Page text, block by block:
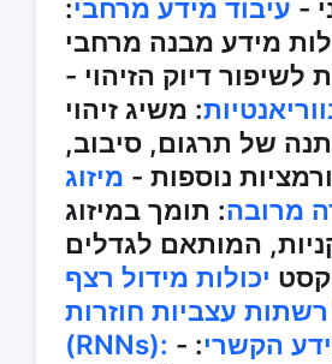
- עיבוד מידע מרחבי:
מידע מבנה מרחבי
לשיפור דיוק הזיהוי -
: משיג זיהוי
של תרגום, סיבוב,
נוספות - מיזוג
מרובה: תומך במיזוג
המותאם לגדלים
יכולות מידול רצף
עצביות חוזרות
(RNNs): - הקשרי: